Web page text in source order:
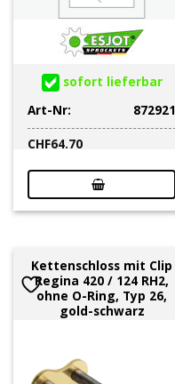
sofort lieferbar
Art-Nr:
872921
CHF64.70
Kettenschloss mit Clip
Regina 420 / 124 RH2,
ohne O-Ring, Typ 26,
gold-schwarz